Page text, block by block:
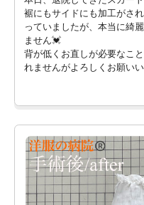
裾にもサイドにも加工がさ
っていましたが、本当に綺
ません💓
背が低くお直しが必要なこ
れませんがよろしくお願いい